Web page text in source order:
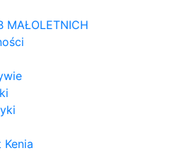
MAŁOLETNICH